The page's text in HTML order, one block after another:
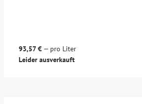
93,57 € — pro Liter
Leider ausverkauft